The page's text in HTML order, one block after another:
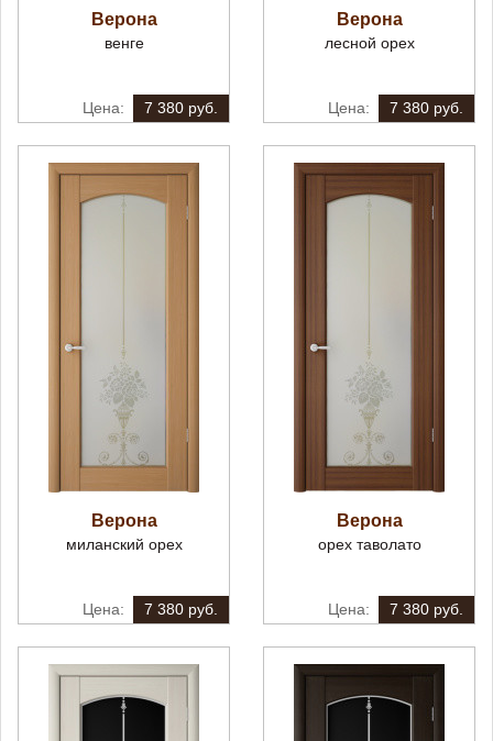
Верона
венге
7 380 руб.
Верона
лесной орех
7 380 руб.
Верона
миланский орех
7 380 руб.
Верона
орех таволато
7 380 руб.